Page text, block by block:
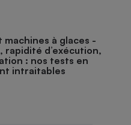
à glaces​​​​​​ -
rapidité d’exécution,
: nos tests en
intraitables